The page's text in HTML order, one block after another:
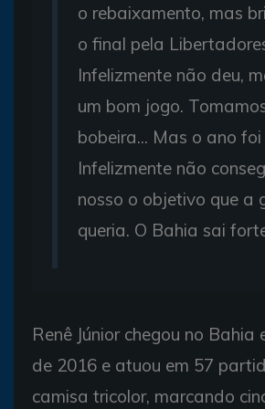
o rebaixamento, mas
o final pela
Infelizmente não deu,
um bom jogo.
bobeira... Mas o ano foi
Infelizmente não
nosso o objetivo que a
queria. O Bahia sai
Renê Júnior chegou no Bahia
de 2016 e atuou em 57
camisa tricolor, marcando